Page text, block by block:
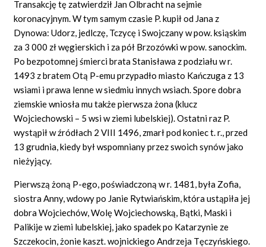
Transakcję tę zatwierdził Jan Olbracht na sejmie
koronacyjnym. W tym samym czasie P. kupił od Jana z
Dynowa: Udorz, jedlczę, Tczycę i Swojczany w pow. ksiąskim
za 3 000 zł węgierskich i za pół Brzozówki w pow. sanockim.
Po bezpotomnej śmierci brata Stanisława z podziału w r.
1493 z bratem Otą P-emu przypadło miasto Kańczuga z 13
wsiami i prawa lenne w siedmiu innych wsiach. Spore dobra
ziemskie wniosła mu także pierwsza żona (klucz
Wojciechowski – 5 wsi w ziemi lubelskiej). Ostatni raz P.
wystąpił w źródłach 2 VIII 1496, zmarł pod koniec t. r., przed
13 grudnia, kiedy był wspomniany przez swoich synów jako
nieżyjący.
Pierwszą żoną P-ego, poświadczoną w r. 1481, była Zofia,
siostra Anny, wdowy po Janie Rytwiańskim, która ustąpiła jej
dobra Wojciechów, Wolę Wojciechowską, Bątki, Maski i
Palikije w ziemi lubelskiej, jako spadek po Katarzynie ze
Szczekocin, żonie kaszt. wojnickiego Andrzeja Tęczyńskiego.